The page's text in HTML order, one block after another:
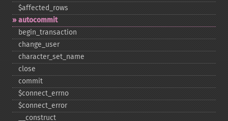
$affected_​rows
autocommit
begin_​transaction
change_​user
character_​set_​name
close
commit
$connect_​errno
$connect_​error
_​_​construct